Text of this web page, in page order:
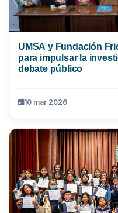
UMSA y Fundación
para impulsar la
debate público
10 mar 2026